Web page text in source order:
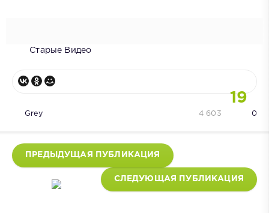
Старые Видео
19
Grey 0
4 603
ПРЕДЫДУЩАЯ ПУБЛИКАЦИЯ
СЛЕДУЮЩАЯ ПУБЛИКАЦИЯ